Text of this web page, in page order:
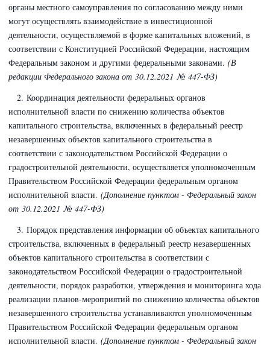
органы местного самоуправления по согласованию между ними
могут осуществлять взаимодействие в инвестиционной
деятельности, осуществляемой в форме капитальных вложений, в
соответствии с Конституцией Российской Федерации, настоящим
Федеральным законом и другими федеральными законами. (В
редакции Федерального закона от 30.12.2021 № 447-ФЗ)
2. Координация деятельности федеральных органов
исполнительной власти по снижению количества объектов
капитального строительства, включенных в федеральный реестр
незавершенных объектов капитального строительства в
соответствии с законодательством Российской Федерации о
градостроительной деятельности, осуществляется уполномоченным
Правительством Российской Федерации федеральным органом
исполнительной власти. (Дополнение пунктом - Федеральный закон
от 30.12.2021 № 447-ФЗ)
3. Порядок представления информации об объектах капитального
строительства, включенных в федеральный реестр незавершенных
объектов капитального строительства в соответствии с
законодательством Российской Федерации о градостроительной
деятельности, порядок разработки, утверждения и мониторинга хода
реализации планов-мероприятий по снижению количества объектов
незавершенного строительства устанавливаются уполномоченным
Правительством Российской Федерации федеральным органом
исполнительной власти. (Дополнение пунктом - Федеральный закон